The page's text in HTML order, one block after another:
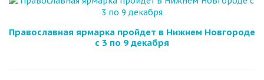
Православная ярмарка пройдет в Нижнем Новгороде
с 3 по 9 декабря